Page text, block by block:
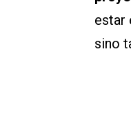
estar
sino